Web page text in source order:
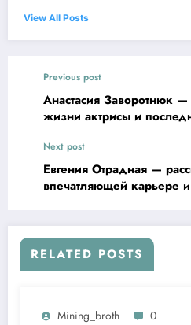
View All Posts
Previous post
Анастасия Заворотнюк
жизни актрисы и
Next post
Евгения Отрадная —
впечатляющей карьере
RELATED POSTS
Mining_broth 0